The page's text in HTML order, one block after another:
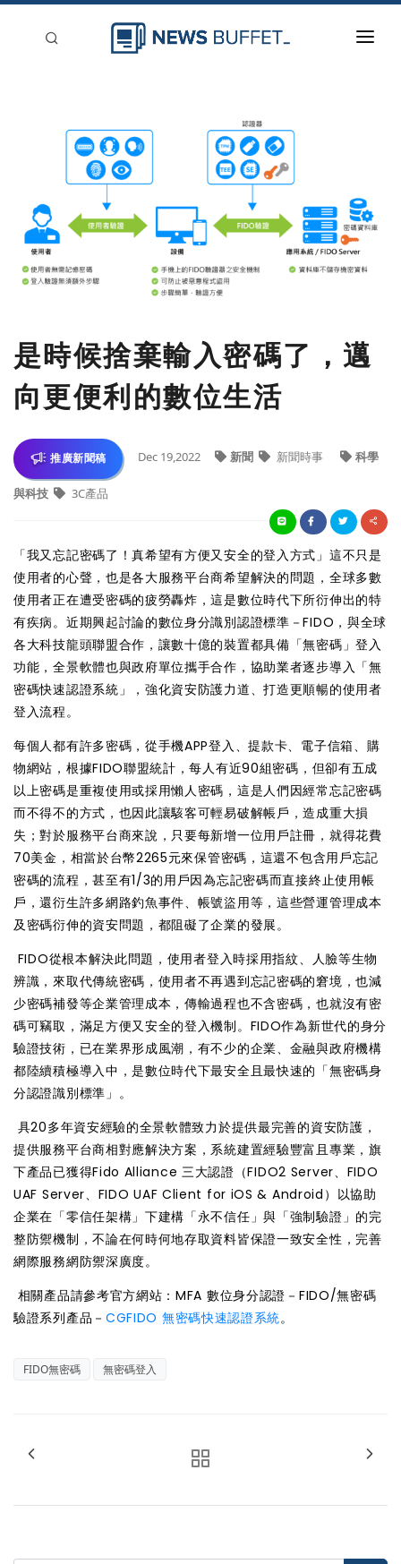
登入
是時候捨棄輸入密碼了，邁
向更便利的數位生活
推廣新聞稿 Dec 19,2022 新聞 新聞時事 科學
與科技 3C產品
「我又忘記密碼了！真希望有方便又安全的登入方式」這不只是
使用者的心聲，也是各大服務平台商希望解決的問題，全球多數
使用者正在遭受密碼的疲勞轟炸，這是數位時代下所衍伸出的特
有疾病。近期興起討論的數位身分識別認證標準－FIDO，與全球
各大科技龍頭聯盟合作，讓數十億的裝置都具備「無密碼」登入
功能，全景軟體也與政府單位攜手合作，協助業者逐步導入「無
密碼快速認證系統」，強化資安防護力道、打造更順暢的使用者
登入流程。
每個人都有許多密碼，從手機APP登入、提款卡、電子信箱、購
物網站，根據FIDO聯盟統計，每人有近90組密碼，但卻有五成
以上密碼是重複使用或採用懶人密碼，這是人們因經常忘記密碼
而不得不的方式，也因此讓駭客可輕易破解帳戶，造成重大損
失；對於服務平台商來說，只要每新增一位用戶註冊，就得花費
70美金，相當於台幣2265元來保管密碼，這還不包含用戶忘記
密碼的流程，甚至有1/3的用戶因為忘記密碼而直接終止使用帳
戶，還衍生許多網路釣魚事件、帳號盜用等，這些營運管理成本
及密碼衍伸的資安問題，都阻礙了企業的發展。
FIDO從根本解決此問題，使用者登入時採用指紋、人臉等生物
辨識，來取代傳統密碼，使用者不再遇到忘記密碼的窘境，也減
少密碼補發等企業管理成本，傳輸過程也不含密碼，也就沒有密
碼可竊取，滿足方便又安全的登入機制。FIDO作為新世代的身分
驗證技術，已在業界形成風潮，有不少的企業、金融與政府機構
都陸續積極導入中，是數位時代下最安全且最快速的「無密碼身
分認證識別標準」。
具20多年資安經驗的全景軟體致力於提供最完善的資安防護，
提供服務平台商相對應解決方案，系統建置經驗豐富且專業，旗
下產品已獲得Fido Alliance 三大認證（FIDO2 Server、FIDO
UAF Server、FIDO UAF Client for iOS & Android）以協助
企業在「零信任架構」下建構「永不信任」與「強制驗證」的完
整防禦機制，不論在何時何地存取資料皆保證一致安全性，完善
網際服務網防禦深廣度。
相關產品請參考官方網站：MFA 數位身分認證－FIDO/無密碼
驗證系列產品－ CGFIDO 無密碼快速認證系統。
FIDO無密碼 無密碼登入